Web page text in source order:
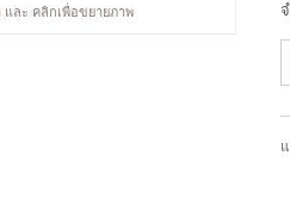
และ คลิกเพื่อขยายภาพ